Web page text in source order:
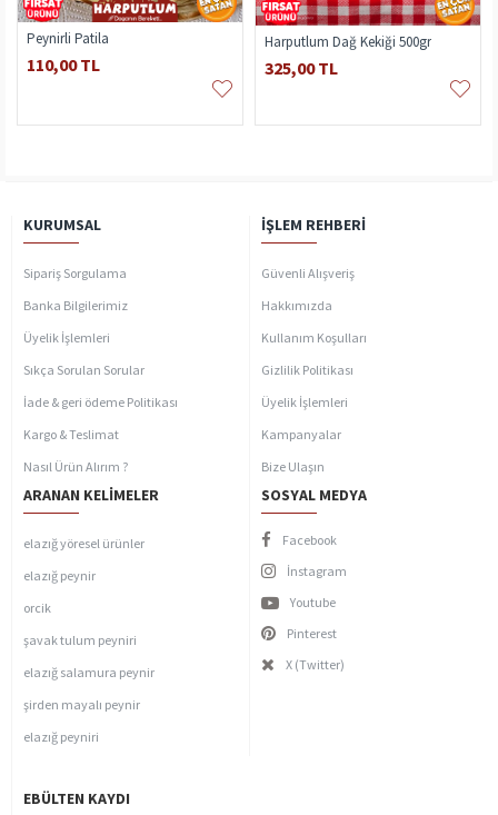
Peynirli Patila
110,00 TL
Harputlum Dağ Kekiği 500gr
325,00 TL
KURUMSAL
Sipariş Sorgulama
Banka Bilgilerimiz
Üyelik İşlemleri
Sıkça Sorulan Sorular
İade & geri ödeme Politikası
Kargo & Teslimat
Nasıl Ürün Alırım ?
İŞLEM REHBERI
Güvenli Alışveriş
Hakkımızda
Kullanım Koşulları
Gizlilik Politikası
Üyelik İşlemleri
Kampanyalar
Bize Ulaşın
ARANAN KELIMELER
elazığ yöresel ürünler
elazığ peynir
orcik
şavak tulum peyniri
elazığ salamura peynir
şirden mayalı peynir
elazığ peyniri
SOSYAL MEDYA
Facebook
İnstagram
Youtube
Pinterest
X (Twitter)
EBÜLTEN KAYDI